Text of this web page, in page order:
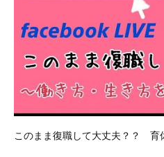
このまま復職して大丈夫？？